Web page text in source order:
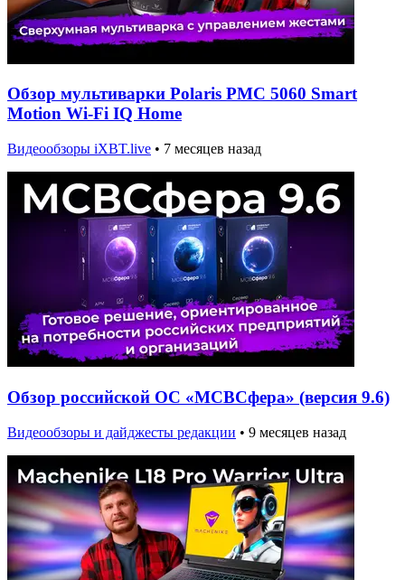
Обзор мультиварки Polaris PMC 5060 Smart
Motion Wi-Fi IQ Home
Видеообзоры iXBT.live • 7 месяцев назад
Обзор российской ОС «МСВСфера» (версия 9.6)
Видеообзоры и дайджесты редакции • 9 месяцев назад